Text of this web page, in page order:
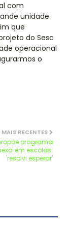
com
unidade
que
do Sesc
operacional
o
MAIS RECENTES
programa
em escolas:
'resolvi esperar'